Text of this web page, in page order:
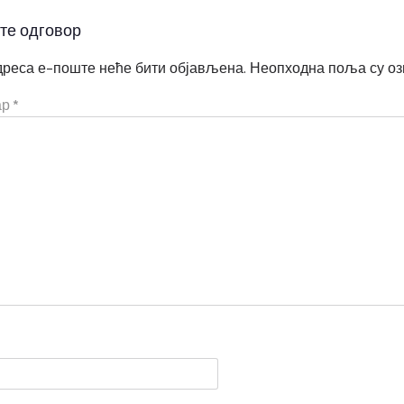
одговор
е-поште неће бити објављена. Неопходна поља су
*